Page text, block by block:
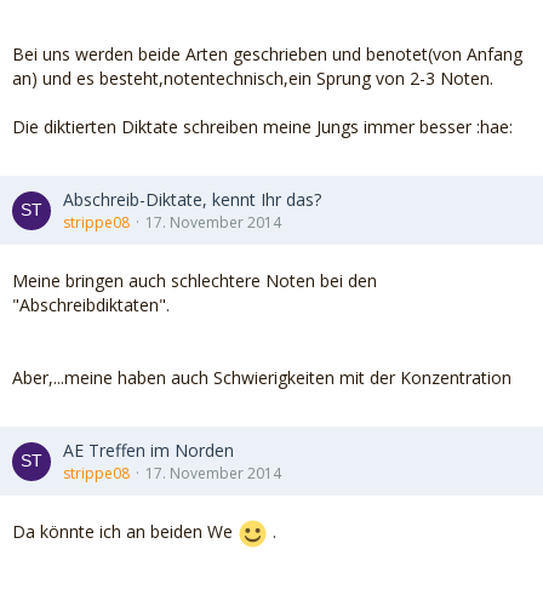
Bei uns werden beide Arten geschrieben und benotet(von Anfang
an) und es besteht,notentechnisch,ein Sprung von 2-3 Noten.
Die diktierten Diktate schreiben meine Jungs immer besser :hae:
Abschreib-Diktate, kennt Ihr das?
strippe08 17. November 2014
Meine bringen auch schlechtere Noten bei den
"Abschreibdiktaten".
Aber,...meine haben auch Schwierigkeiten mit der Konzentration
AE Treffen im Norden
strippe08 17. November 2014
Da könnte ich an beiden We .